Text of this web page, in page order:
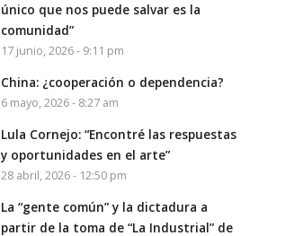
único que nos puede salvar es la
comunidad”
17 junio, 2026 - 9:11 pm
China: ¿cooperación o dependencia?
6 mayo, 2026 - 8:27 am
Lula Cornejo: “Encontré las respuestas
y oportunidades en el arte”
28 abril, 2026 - 12:50 pm
La “gente común” y la dictadura a
partir de la toma de “La Industrial” de